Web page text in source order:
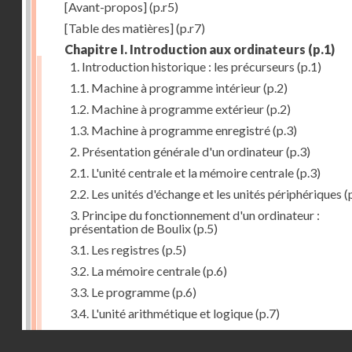
[Avant-propos](p.r5)
[Table des matières](p.r7)
Chapitre I. Introduction aux ordinateurs (p.1)
1. Introduction historique : les précurseurs (p.1)
1.1. Machine à programme intérieur(p.2)
1.2. Machine à programme extérieur(p.2)
1.3. Machine à programme enregistré(p.3)
2. Présentation générale d'un ordinateur(p.3)
2.1. L'unité centrale et la mémoire centrale(p.3)
2.2. Les unités d'échange et les unités périphériques
3. Principe du fonctionnement d'un ordinateur :
présentation de Boulix(p.5)
3.1. Les registres (p.5)
3.2. La mémoire centrale(p.6)
3.3. Le programme(p.6)
3.4. L'unité arithmétique et logique(p.7)
3.5. L'unité de contrôle(p.8)